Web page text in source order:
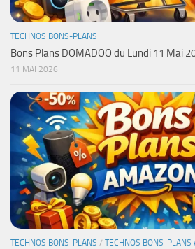
TECHNOS BONS-PLANS
Bons Plans DOMADOO du Lundi 11 Mai
11 MAI 2026
TECHNOS BONS-PLANS / TECHNOS BONS-PLANS